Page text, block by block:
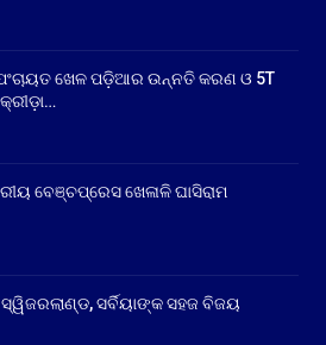
ଖେଳ ପଡ଼ିଆର ଉନ୍ନତି କରଣ ଓ 5T
ବେଞ୍ଚପ୍ରେସ ଖେଳାଳି ଘାସିରାମ
ସର୍ବିୟାଙ୍କ ସହଜ ବିଜୟ